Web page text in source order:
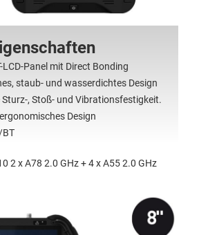
LCD-Panel mit Direct Bonding
staub- und wasserdichtes Design
, Stoß- und Vibrationsfestigkeit.
Design
BT
2 x A78 2.0 GHz + 4 x A55 2.0 GHz